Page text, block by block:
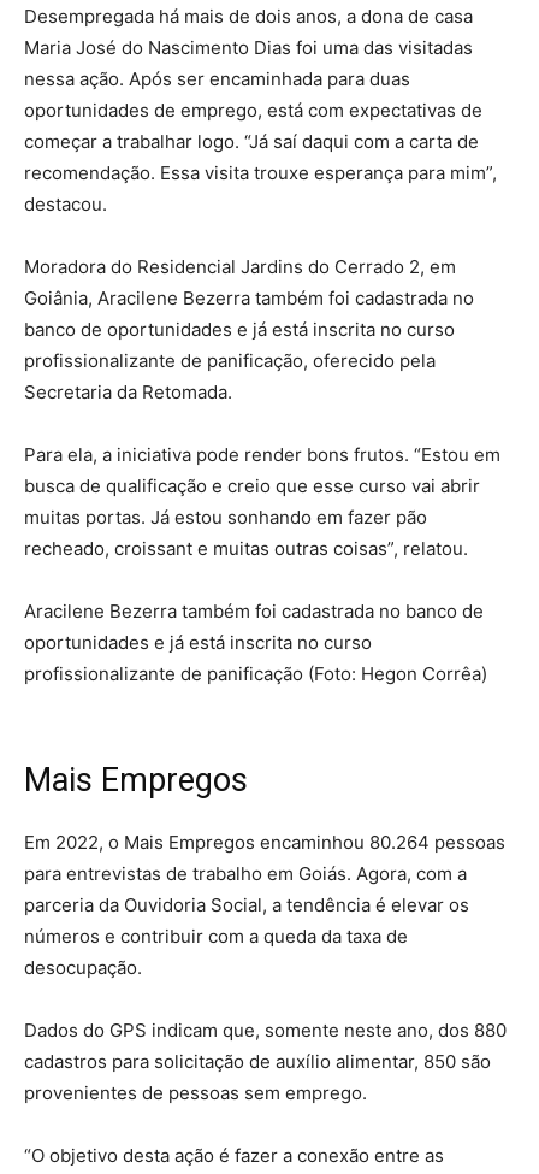
Desempregada há mais de dois anos, a dona de casa
Maria José do Nascimento Dias foi uma das visitadas
nessa ação. Após ser encaminhada para duas
oportunidades de emprego, está com expectativas de
começar a trabalhar logo. “Já saí daqui com a carta de
recomendação. Essa visita trouxe esperança para mim”,
destacou.
Moradora do Residencial Jardins do Cerrado 2, em
Goiânia, Aracilene Bezerra também foi cadastrada no
banco de oportunidades e já está inscrita no curso
profissionalizante de panificação, oferecido pela
Secretaria da Retomada.
Para ela, a iniciativa pode render bons frutos. “Estou em
busca de qualificação e creio que esse curso vai abrir
muitas portas. Já estou sonhando em fazer pão
recheado, croissant e muitas outras coisas”, relatou.
Aracilene Bezerra também foi cadastrada no banco de
oportunidades e já está inscrita no curso
profissionalizante de panificação (Foto: Hegon Corrêa)
Mais Empregos
Em 2022, o Mais Empregos encaminhou 80.264 pessoas
para entrevistas de trabalho em Goiás. Agora, com a
parceria da Ouvidoria Social, a tendência é elevar os
números e contribuir com a queda da taxa de
desocupação.
Dados do GPS indicam que, somente neste ano, dos 880
cadastros para solicitação de auxílio alimentar, 850 são
provenientes de pessoas sem emprego.
“O objetivo desta ação é fazer a conexão entre as